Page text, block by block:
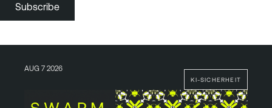
Subscribe
KI-SICHERHEIT
AUG 7 2026